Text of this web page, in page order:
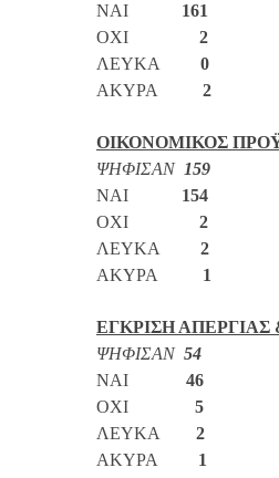
ΝΑΙ 161
ΟΧΙ 2
ΛΕΥΚΑ 0
ΑΚΥΡΑ 2
ΟΙΚΟΝΟΜΙΚΟΣ
ΨΗΦΙΣΑΝ 159
ΝΑΙ 154
ΟΧΙ 2
ΛΕΥΚΑ 2
ΑΚΥΡΑ 1
ΕΓΚΡΙΣΗ ΑΠΕΡΓΙΑΣ
ΨΗΦΙΣΑΝ 54
ΝΑΙ 46
ΟΧΙ 5
ΛΕΥΚΑ 2
ΑΚΥΡΑ 1